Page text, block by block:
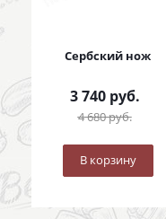
Сербский нож
3 740руб.
4 680руб.
В корзину